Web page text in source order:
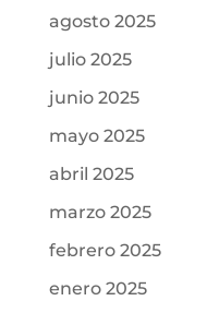
agosto 2025
julio 2025
junio 2025
mayo 2025
abril 2025
marzo 2025
febrero 2025
enero 2025